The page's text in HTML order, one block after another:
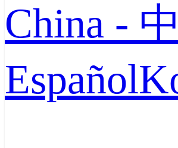
China -
Español